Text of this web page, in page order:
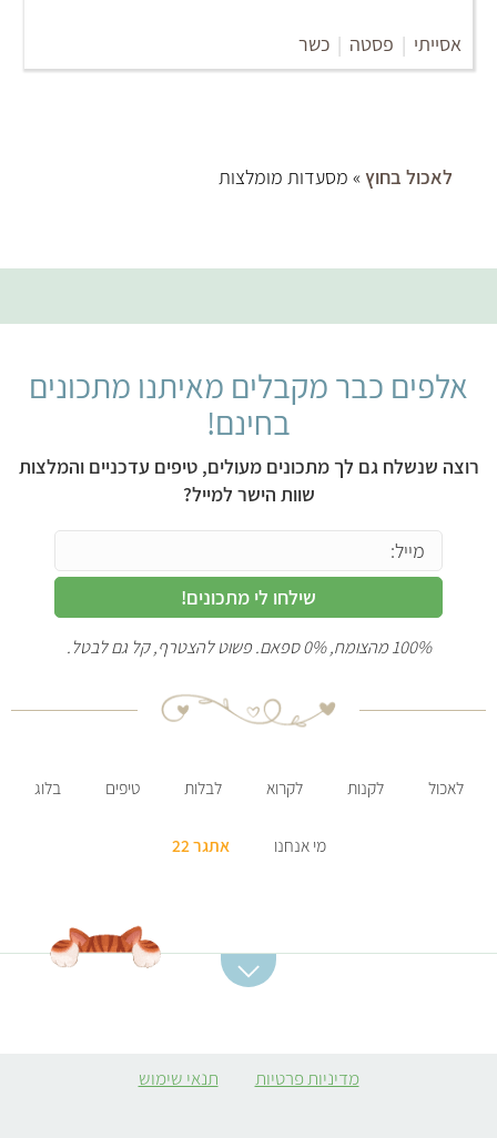
אסייתי | פסטה | כשר
לאכול בחוץ » מסעדות מומלצות
אלפים כבר מקבלים מאיתנו מתכונים
בחינם!
רוצה שנשלח גם לך מתכונים מעולים, טיפים עדכניים והמלצות
שוות הישר למייל?
שילחו לי מתכונים!
100% מהצומח, 0% ספאם. פשוט להצטרף, קל גם לבטל.
לאכול לקנות לקרוא לבלות טיפים בלוג
מי אנחנו אתגר 22
קובה סלק
מדיניות פרטיות תנאי שימוש